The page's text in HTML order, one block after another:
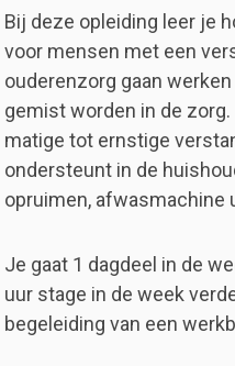
Bij deze opleiding leer je
voor mensen met een
ouderenzorg gaan
gemist worden in de
matige tot ernstige
ondersteunt in de
opruimen, afwasmachine
Je gaat 1 dagdeel in de
uur stage in de week
begeleiding van een